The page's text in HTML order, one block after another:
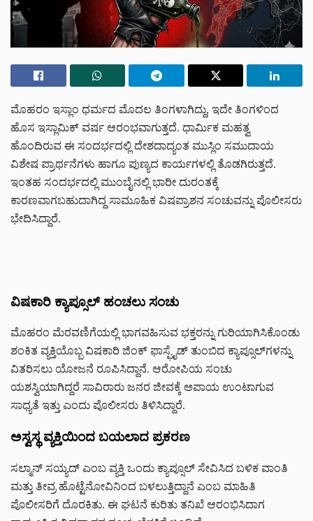
ಮೊಹರಂ ಇಸ್ಲಾಂ ಧರ್ಮದ ಮೊದಲ ತಿಂಗಳಾಗಿದ್ದು, ಇದೇ ತಿಂಗಳಿಂದ
ಹೊಸ ಇಸ್ಲಾಮಿಕ್ ವರ್ಷ ಆರಂಭವಾಗುತ್ತದೆ. ಧಾರ್ಮಿಕ ಮಹತ್ವ
ಹೊಂದಿರುವ ಈ ಸಂದರ್ಭದಲ್ಲಿ ದೇಶದಾದ್ಯಂತ ಮುಸ್ಲಿಂ ಸಮುದಾಯ
ವಿಶೇಷ ಪ್ರಾರ್ಥನೆಗಳು ಹಾಗೂ ಪುಣ್ಯದ ಕಾರ್ಯಗಳಲ್ಲಿ ತೊಡಗಿರುತ್ತದೆ.
ಇಂತಹ ಸಂದರ್ಭದಲ್ಲಿ ಮುಂಬೈನಲ್ಲಿ ಭಾರೀ ದುರಂತಕ್ಕೆ
ಕಾರಣವಾಗಬಹುದಾಗಿದ್ದ ಸಾಮೂಹಿಕ ವಿಷಪ್ರಾಶನ ಸಂಚುವನ್ನು ಪೊಲೀಸರು
ಭೇದಿಸಿದ್ದಾರೆ.
ವಿಷಕಾರಿ ಕ್ಯಾಪ್ಸೂಲ್‌ ಹಂಚಲು ಸಂಚು
ಮೊಹರಂ ಮೆರವಣಿಗೆಯಲ್ಲಿ ಭಾಗವಹಿಸುವ ಭಕ್ತರನ್ನು ಗುರಿಯಾಗಿಸಿಕೊಂಡು
ಶಂಕಿತ ವ್ಯಕ್ತಿಯೊಬ್ಬ ವಿಷಕಾರಿ ಜಿಂಕ್ ಫಾಸ್ಫೈಡ್ ತುಂಬಿದ ಕ್ಯಾಪ್ಸೂಲ್‌ಗಳನ್ನು
ವಿತರಿಸಲು ಯೋಜನೆ ರೂಪಿಸಿದ್ದಾನೆ. ಆರೋಪಿಯ ಸಂಚು
ಯಶಸ್ವಿಯಾಗಿದ್ದರೆ ಸಾವಿರಾರು ಜನರ ಜೀವಕ್ಕೆ ಅಪಾಯ ಉಂಟಾಗುವ
ಸಾಧ್ಯತೆ ಇತ್ತು ಎಂದು ಪೊಲೀಸರು ತಿಳಿಸಿದ್ದಾರೆ.
ಅಸ್ವಸ್ಥ ವ್ಯಕ್ತಿಯಿಂದ ಬಯಲಾದ ಪ್ರಕರಣ
ಸಲ್ಮಾನ್ ಸಯ್ಯದ್ ಎಂಬ ವ್ಯಕ್ತಿ ಒಂದು ಕ್ಯಾಪ್ಸೂಲ್ ಸೇವಿಸಿದ ಬಳಿಕ ವಾಂತಿ
ಮತ್ತು ತೀವ್ರ ಹೊಟ್ಟೆನೋವಿನಿಂದ ಬಳಲುತ್ತಿದ್ದಾನೆ ಎಂಬ ಮಾಹಿತಿ
ಪೊಲೀಸರಿಗೆ ದೊರಕಿತು. ಈ ಘಟನೆ ಕುರಿತು ತನಿಖೆ ಆರಂಭಿಸಿದಾಗ